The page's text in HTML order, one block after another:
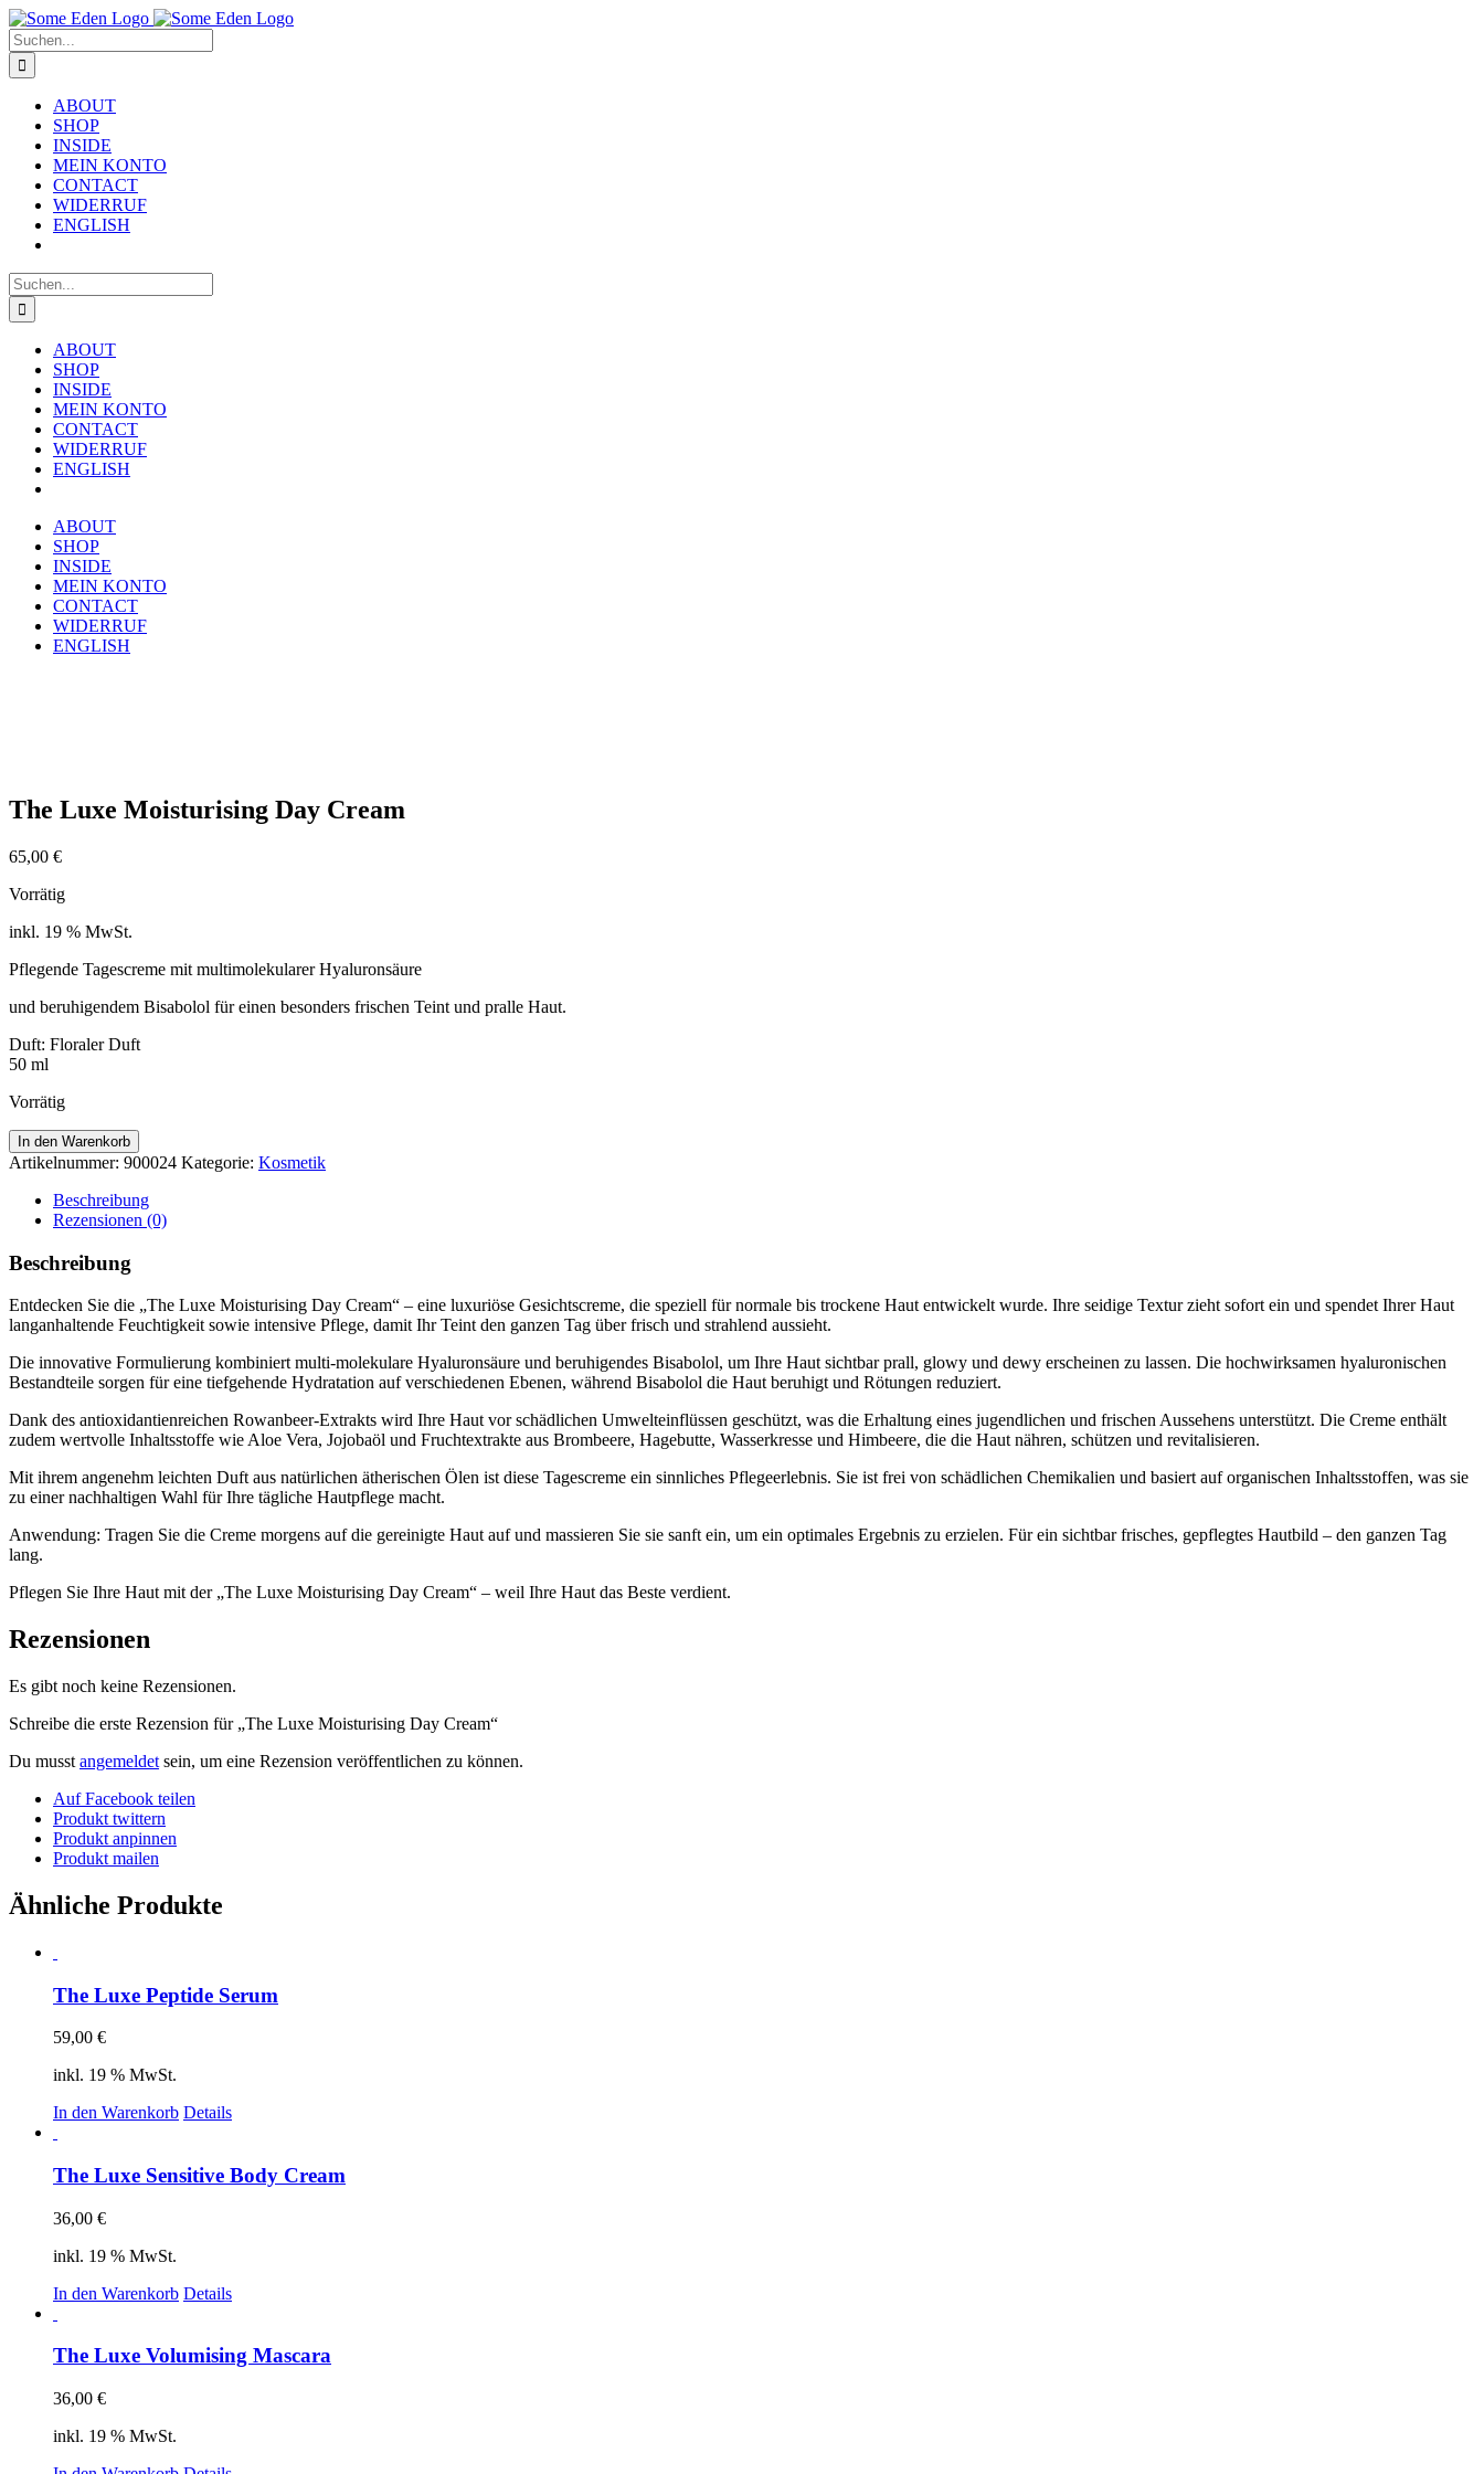
Zum
Inhalt
springen
Suche
nach:
ABOUT
SHOP
INSIDE
MEIN KONTO
CONTACT
WIDERRUF
ENGLISH
Suche
nach:
ABOUT
SHOP
INSIDE
MEIN KONTO
CONTACT
WIDERRUF
ENGLISH
ABOUT
SHOP
INSIDE
MEIN KONTO
CONTACT
WIDERRUF
ENGLISH
The Luxe Moisturising Day Cream
65,00 €
Vorrätig
inkl. 19 % MwSt.
Pflegende Tagescreme mit multimolekularer Hyaluronsäure
und beruhigendem Bisabolol für einen besonders frischen Teint und pralle Haut.
Duft: Floraler Duft
50 ml
Vorrätig
The
Luxe
Day
Cream
In den Warenkorb
Artikelnummer: 900024 Kategorie: Kosmetik
Beschreibung
Rezensionen (0)
Beschreibung
Entdecken Sie die „The Luxe Moisturising Day Cream“ – eine luxuriöse Gesichtscreme, die speziell für normale bis trockene Haut entwickelt wurde. Ihre seidige Textur zieht sofort ein und spendet Ihrer Haut
langanhaltende Feuchtigkeit sowie intensive Pflege, damit Ihr Teint den ganzen Tag über frisch und strahlend aussieht.
Die innovative Formulierung kombiniert multi-molekulare Hyaluronsäure und beruhigendes Bisabolol, um Ihre Haut sichtbar prall, glowy und dewy erscheinen zu lassen. Die hochwirksamen hyaluronischen
Bestandteile sorgen für eine tiefgehende Hydratation auf verschiedenen Ebenen, während Bisabolol die Haut beruhigt und Rötungen reduziert.
Dank des antioxidantienreichen Rowanbeer-Extrakts wird Ihre Haut vor schädlichen Umwelteinflüssen geschützt, was die Erhaltung eines jugendlichen und frischen Aussehens unterstützt. Die Creme enthält
zudem wertvolle Inhaltsstoffe wie Aloe Vera, Jojobaöl und Fruchtextrakte aus Brombeere, Hagebutte, Wasserkresse und Himbeere, die die Haut nähren, schützen und revitalisieren.
Mit ihrem angenehm leichten Duft aus natürlichen ätherischen Ölen ist diese Tagescreme ein sinnliches Pflegeerlebnis. Sie ist frei von schädlichen Chemikalien und basiert auf organischen Inhaltsstoffen, was sie
zu einer nachhaltigen Wahl für Ihre tägliche Hautpflege macht.
Anwendung: Tragen Sie die Creme morgens auf die gereinigte Haut auf und massieren Sie sie sanft ein, um ein optimales Ergebnis zu erzielen. Für ein sichtbar frisches, gepflegtes Hautbild – den ganzen Tag
lang.
Pflegen Sie Ihre Haut mit der „The Luxe Moisturising Day Cream“ – weil Ihre Haut das Beste verdient.
Rezensionen
Es gibt noch keine Rezensionen.
Schreibe die erste Rezension für „The Luxe Moisturising Day Cream“
Du musst angemeldet sein, um eine Rezension veröffentlichen zu können.
Auf Facebook teilen
Produkt twittern
Produkt anpinnen
Produkt mailen
Ähnliche Produkte
The Luxe Peptide Serum
59,00 €
inkl. 19 % MwSt.
In den Warenkorb Details
The Luxe Sensitive Body Cream
36,00 €
inkl. 19 % MwSt.
In den Warenkorb Details
The Luxe Volumising Mascara
36,00 €
inkl. 19 % MwSt.